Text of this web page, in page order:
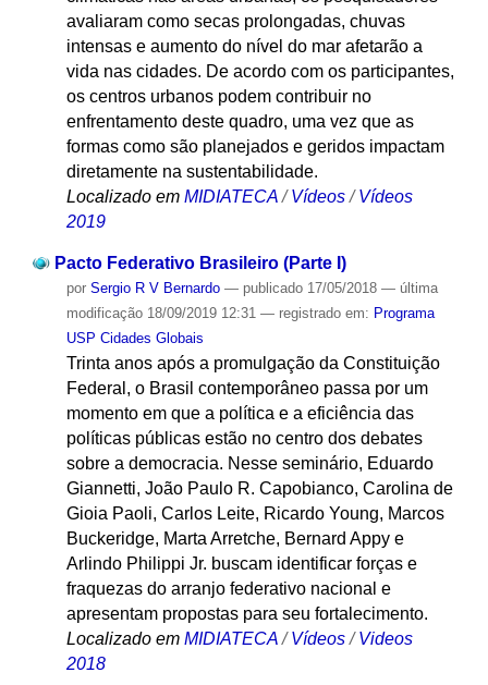
avaliaram como secas prolongadas, chuvas
intensas e aumento do nível do mar afetarão a
vida nas cidades. De acordo com os participantes,
os centros urbanos podem contribuir no
enfrentamento deste quadro, uma vez que as
formas como são planejados e geridos impactam
diretamente na sustentabilidade.
Localizado em MIDIATECA /Vídeos /Vídeos
2019
Pacto Federativo Brasileiro (Parte I)
por Sergio R V Bernardo — publicado17/05/2018 — última
modificação18/09/2019 12:31 — registrado em: Programa
USP Cidades Globais
Trinta anos após a promulgação da Constituição
Federal, o Brasil contemporâneo passa por um
momento em que a política e a eficiência das
políticas públicas estão no centro dos debates
sobre a democracia. Nesse seminário, Eduardo
Giannetti, João Paulo R. Capobianco, Carolina de
Gioia Paoli, Carlos Leite, Ricardo Young, Marcos
Buckeridge, Marta Arretche, Bernard Appy e
Arlindo Philippi Jr. buscam identificar forças e
fraquezas do arranjo federativo nacional e
apresentam propostas para seu fortalecimento.
Localizado em MIDIATECA /Vídeos /Videos
2018